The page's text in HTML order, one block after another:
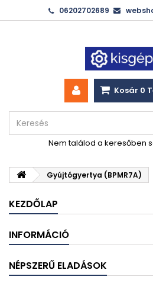
06202702689
Kosár 0
Nem találod a keresőben
Gyújtógyertya (BPMR7A)
KEZDŐLAP
INFORMÁCIÓ
NÉPSZERŰ ELADÁSOK